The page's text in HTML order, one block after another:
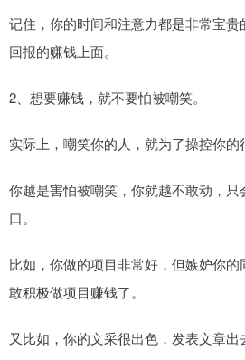
记住，你的时间和注意力都是非常宝
回报的赚钱上面。
2、想要赚钱，就不要怕被嘲笑。
实际上，嘲笑你的人，就为了操控你的
你越是害怕被嘲笑，你就越不敢动，
口。
比如，你做的项目非常好，但嫉妒你
敢积极做项目赚钱了。
又比如，你的文采很出色，发表文章